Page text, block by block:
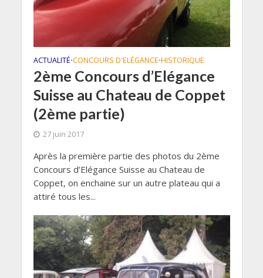
ACTUALITÉ•CONCOURS D'ELÉGANCE•HISTORIQUE
2ème Concours d’Elégance
Suisse au Chateau de Coppet
(2ème partie)
27 juin 2017
Après la première partie des photos du 2ème
Concours d’Elégance Suisse au Chateau de
Coppet, on enchaine sur un autre plateau qui a
attiré tous les...